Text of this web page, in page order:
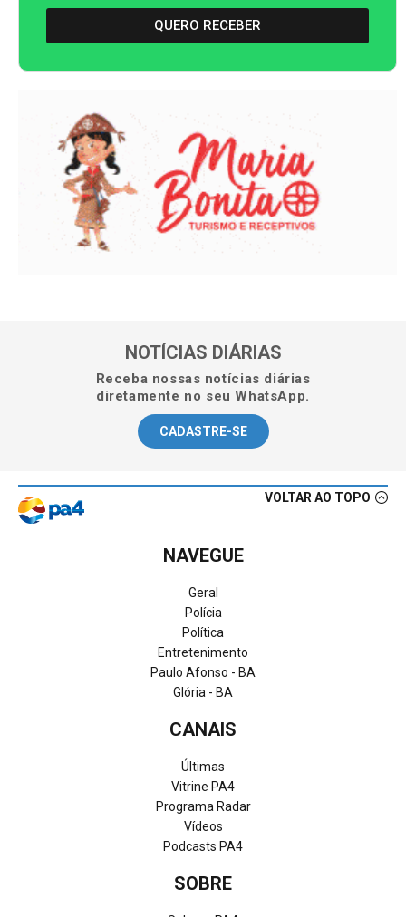
QUERO RECEBER
NOTÍCIAS DIÁRIAS
Receba nossas notícias diárias
diretamente no seu WhatsApp.
CADASTRE-SE
VOLTAR AO TOPO
NAVEGUE
Geral
Polícia
Política
Entretenimento
Paulo Afonso - BA
Glória - BA
CANAIS
Últimas
Vitrine PA4
Programa Radar
Vídeos
Podcasts PA4
SOBRE